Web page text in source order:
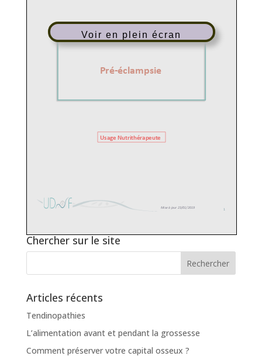
Voir en plein écran
Chercher sur le site
Articles récents
Tendinopathies
L’alimentation avant et pendant la grossesse
Comment préserver votre capital osseux ?